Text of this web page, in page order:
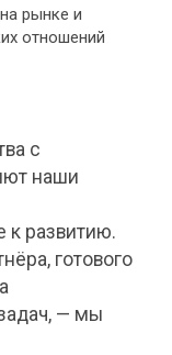
рынке и
отношений
с
наши
к развитию.
готового
— мы